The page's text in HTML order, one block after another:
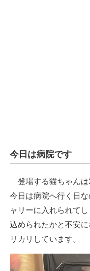
今日は病院です
登場する猫ちゃんは
今日は病院へ行く日
ャリーに入れられて
込められたかと不安
リカリしています。